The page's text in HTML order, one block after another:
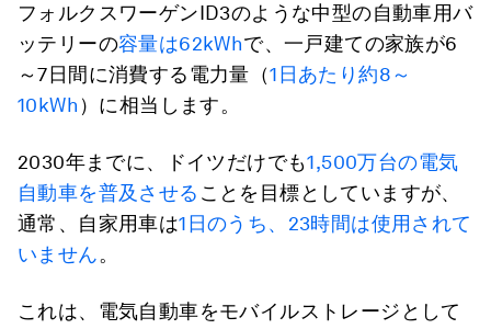
フォルクスワーゲンID3のような中型の自動車用バ
ッテリーの容量は62kWhで、一戸建ての家族が6
～7日間に消費する電力量（1日あたり約8～
10kWh ）に相当します。
2030年までに、ドイツだけでも1,500万台の電気
自動車を普及させる ことを目標としていますが、
通常、自家用車は1日のうち、23時間は使用されて
いません。
これは、電気自動車をモバイルストレージとして